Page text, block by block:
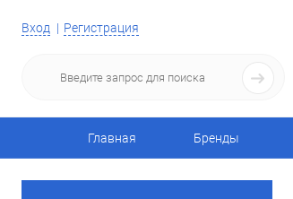
Вход Регистрация
Главная Бренды